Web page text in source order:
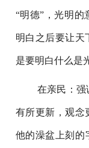
“明德”，光明的
明白之后要让天
是要明白什么是
在亲民：
有所更新，观念
他的澡盆上刻的